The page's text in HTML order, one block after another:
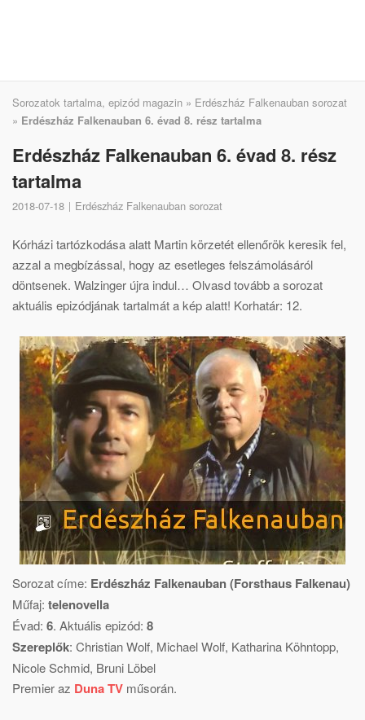
Sorozatok tartalma, epizód magazin » Erdészház Falkenauban sorozat
» Erdészház Falkenauban 6. évad 8. rész tartalma
Erdészház Falkenauban 6. évad 8. rész
tartalma
2018-07-18 Erdészház Falkenauban sorozat
Kórházi tartózkodása alatt Martin körzetét ellenőrök keresik fel,
azzal a megbízással, hogy az esetleges felszámolásáról
döntsenek. Walzinger újra indul… Olvasd tovább a sorozat
aktuális epizódjának tartalmát a kép alatt! Korhatár: 12.
Sorozat címe: Erdészház Falkenauban (Forsthaus Falkenau)
Műfaj: telenovella
Évad: 6. Aktuális epizód: 8
Szereplők: Christian Wolf, Michael Wolf, Katharina Köhntopp,
Nicole Schmid, Bruni Löbel
Premier az Duna TV műsorán.